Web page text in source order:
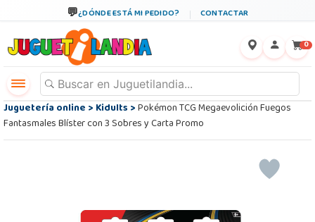
¿DÓNDE ESTÁ MI PEDIDO? CONTACTAR
0
Juguetería online>Kidults>Pokémon TCG Megaevolición Fuegos
Fantasmales Blíster con 3 Sobres y Carta Promo